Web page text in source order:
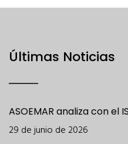
Últimas Noticias
ASOEMAR analiza con el
29 de junio de 2026